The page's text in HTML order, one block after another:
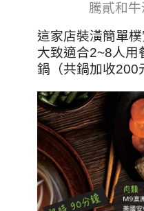
騰貳和
這家店裝潢簡單
大致適合2~8人用
鍋（共鍋加收200